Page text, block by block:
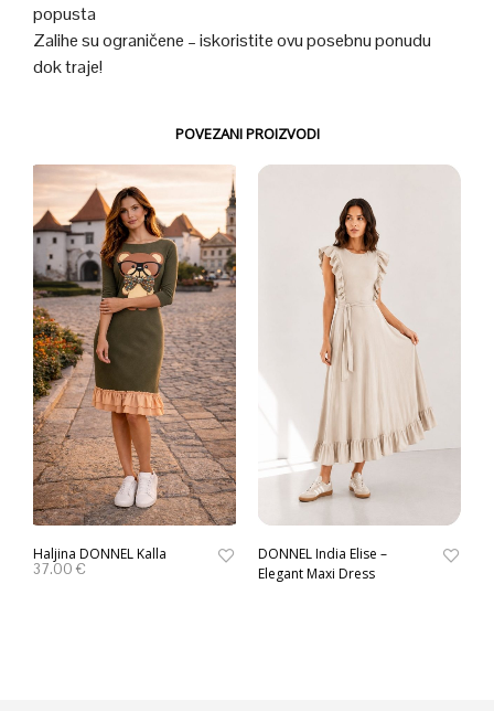
popusta
Zalihe su ograničene – iskoristite ovu posebnu ponudu
dok traje!
POVEZANI PROIZVODI
Haljina DONNEL Kalla
37.00 €
DONNEL India Elise –
Elegant Maxi Dress